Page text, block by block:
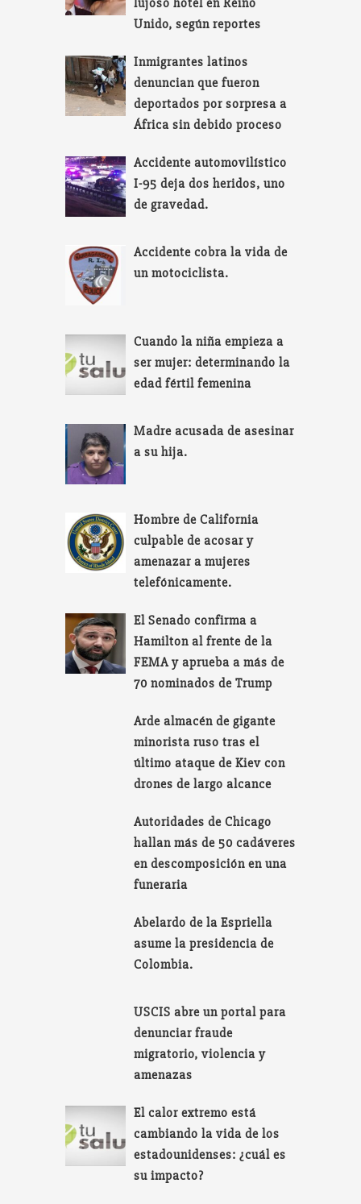
lujoso hotel en Reino
Unido, según reportes
Inmigrantes latinos
denuncian que fueron
deportados por sorpresa a
África sin debido proceso
Accidente automovilístico
I-95 deja dos heridos, uno
de gravedad.
Accidente cobra la vida de
un motociclista.
Cuando la niña empieza a
ser mujer: determinando la
edad fértil femenina
Madre acusada de asesinar
a su hija.
Hombre de California
culpable de acosar y
amenazar a mujeres
telefónicamente.
El Senado confirma a
Hamilton al frente de la
FEMA y aprueba a más de
70 nominados de Trump
Arde almacén de gigante
minorista ruso tras el
último ataque de Kiev con
drones de largo alcance
Autoridades de Chicago
hallan más de 50 cadáveres
en descomposición en una
funeraria
Abelardo de la Espriella
asume la presidencia de
Colombia.
USCIS abre un portal para
denunciar fraude
migratorio, violencia y
amenazas
El calor extremo está
cambiando la vida de los
estadounidenses: ¿cuál es
su impacto?